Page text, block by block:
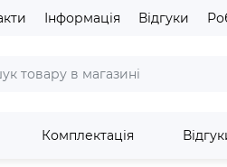
Інформація Відгуки
Комплектація
пилу для HR4002, HR4011C,